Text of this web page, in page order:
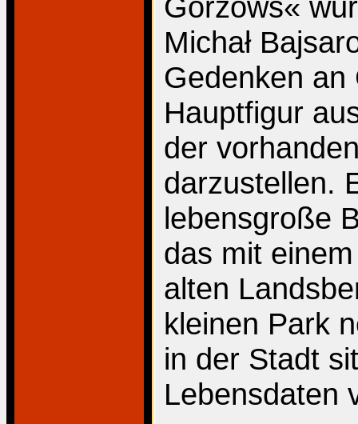
Gorzóws«
Michał
Gedenken an
Hauptfigur
der
darzustellen.
lebensgroße
das mit
alten
kleinen Park
in der Stadt
Lebensdaten